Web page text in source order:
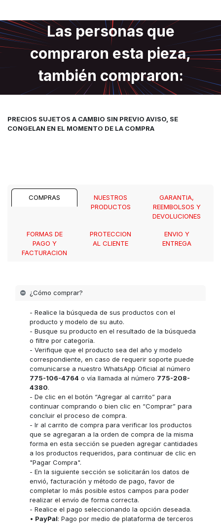
Las personas que
compraron esta pieza,
también compraron:
PRECIOS SUJETOS A CAMBIO SIN PREVIO AVISO, SE
CONGELAN EN EL MOMENTO DE LA COMPRA
COMPRAS
NUESTROS
PRODUCTOS
GARANTIA,
REEMBOLSOS Y
DEVOLUCIONES
FORMAS DE
PAGO Y
FACTURACION
PROTECCION
AL CLIENTE
ENVIO Y
ENTREGA
¿Cómo comprar?
- Realice la búsqueda de sus productos con el
producto y modelo de su auto.
- Busque su producto en el resultado de la búsqueda
o filtre por categoría.
- Verifique que el producto sea del año y modelo
correspondiente, en caso de requerir soporte puede
comunicarse a nuestro WhatsApp Oficial al número
775-106-4764 o vía llamada al número 775-208-
4380.
- De clic en el botón “Agregar al carrito” para
continuar comprando o bien clic en “Comprar” para
concluir el proceso de compra.
- Ir al carrito de compra para verificar los productos
que se agregaran a la orden de compra de la misma
forma en esta sección se pueden agregar cantidades
a los productos requeridos, para continuar de clic en
"Pagar Compra".
- En la siguiente sección se solicitarán los datos de
envió, facturación y método de pago, favor de
completar lo más posible estos campos para poder
realizar el envío de forma correcta.
- Realice el pago seleccionando la opción deseada.
• PayPal: Pago por medio de plataforma de terceros